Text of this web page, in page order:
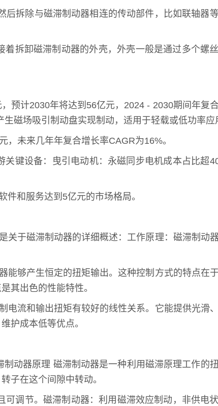
拆除与磁滞制动器相连的传动部件，比如联轴器
拆卸磁滞制动器的外壳，外壳一般是通过多个螺
预计2030年将达到56亿元，2024 - 2030期间年复
磁场吸引制动盘实现制动，适用于轻载或低功率应
未来几年年复合增长率CAGR为16%。
键设备：曳引电动机：永磁同步电机成本占比超
和服务达到5亿元的市场格局。
关于磁滞制动器的详细概述：工作原理：磁滞制动
能够产生恒定的扭矩输出。这种控制方式的特点在
其出色的性能特性。
电流和输出扭矩有较好的线性关系。它能提供光滑
护成本低等优点。
动器原理 磁滞制动器是一种利用磁滞原理工作的
子在这个间隙中转动。
调节。磁滞制动器：利用磁滞效应制动，非供电